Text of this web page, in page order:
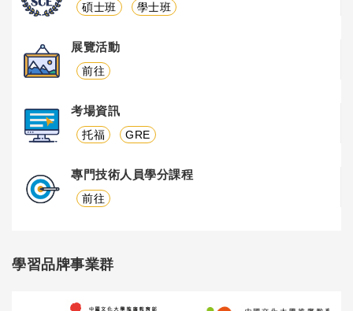
碩士班 學士班
展覽活動
前往
考場資訊
托福 GRE
專門技術人員學分課程
前往
學習品牌事業群